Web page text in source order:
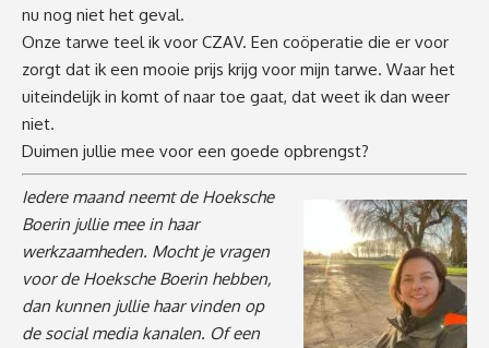
nu nog niet het geval.
Onze tarwe teel ik voor CZAV. Een coöperatie die er voor
zorgt dat ik een mooie prijs krijg voor mijn tarwe. Waar het
uiteindelijk in komt of naar toe gaat, dat weet ik dan weer
niet.
Duimen jullie mee voor een goede opbrengst?
Iedere maand neemt de Hoeksche
Boerin jullie mee in haar
werkzaamheden. Mocht je vragen
voor de Hoeksche Boerin hebben,
dan kunnen jullie haar vinden op
de social media kanalen. Of een